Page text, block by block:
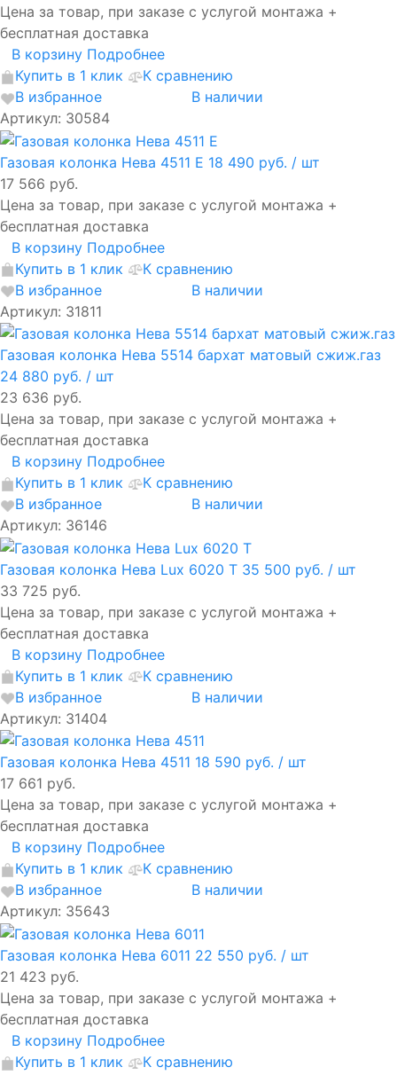
Цена за товар, при заказе с услугой монтажа +
бесплатная доставка
В корзину Подробнее
Купить в 1 клик
К сравнению
В избранное
В наличии
Артикул: 30584
Газовая колонка Нева 4511 Е 18 490 руб. / шт
17 566 руб.
Цена за товар, при заказе с услугой монтажа +
бесплатная доставка
В корзину Подробнее
Купить в 1 клик
К сравнению
В избранное
В наличии
Артикул: 31811
Газовая колонка Нева 5514 бархат матовый сжиж.газ
24 880 руб. / шт
23 636 руб.
Цена за товар, при заказе с услугой монтажа +
бесплатная доставка
В корзину Подробнее
Купить в 1 клик
К сравнению
В избранное
В наличии
Артикул: 36146
Газовая колонка Нева Lux 6020 T 35 500 руб. / шт
33 725 руб.
Цена за товар, при заказе с услугой монтажа +
бесплатная доставка
В корзину Подробнее
Купить в 1 клик
К сравнению
В избранное
В наличии
Артикул: 31404
Газовая колонка Нева 4511 18 590 руб. / шт
17 661 руб.
Цена за товар, при заказе с услугой монтажа +
бесплатная доставка
В корзину Подробнее
Купить в 1 клик
К сравнению
В избранное
В наличии
Артикул: 35643
Газовая колонка Нева 6011 22 550 руб. / шт
21 423 руб.
Цена за товар, при заказе с услугой монтажа +
бесплатная доставка
В корзину Подробнее
Купить в 1 клик
К сравнению